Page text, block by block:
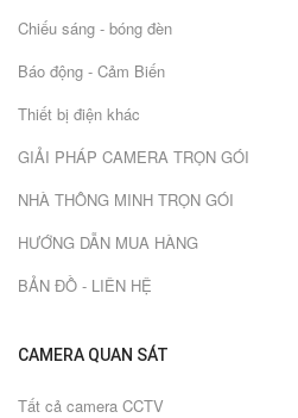
Chiếu sáng - bóng đèn
Báo động - Cảm Biến
Thiết bị điện khác
GIẢI PHÁP CAMERA TRỌN GÓI
NHÀ THÔNG MINH TRỌN GÓI
HƯỚNG DẪN MUA HÀNG
BẢN ĐỒ - LIÊN HỆ
CAMERA QUAN SÁT
Tất cả camera CCTV